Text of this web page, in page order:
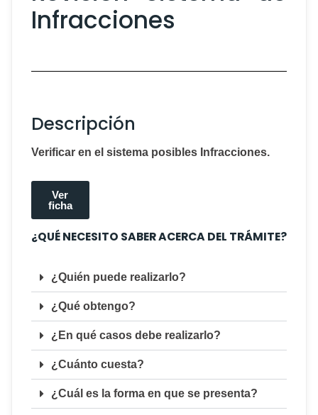
Infracciones
Descripción
Verificar en el sistema posibles Infracciones.
Ver
ficha
¿QUÉ NECESITO SABER ACERCA DEL TRÁMITE?
¿Quién puede realizarlo?
¿Qué obtengo?
¿En qué casos debe realizarlo?
¿Cuánto cuesta?
¿Cuál es la forma en que se presenta?